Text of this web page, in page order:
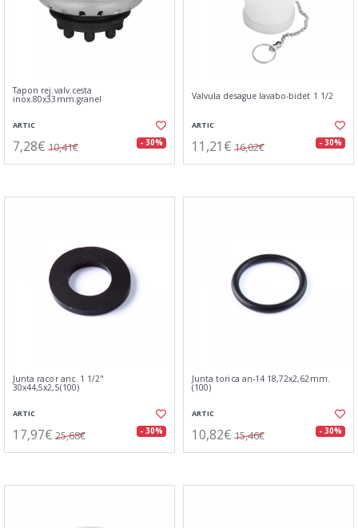
Tapon rej.valv.cesta
inox.80x33mm.granel
ARTIC
7,28€ 10,41€ - 30%
Valvula desague lavabo-bidet 1 1/2
ARTIC
11,21€ 16,02€ - 30%
Junta racor anc. 1 1/2"
30x44,5x2,5(100)
ARTIC
17,97€ 25,68€ - 30%
Junta torica an-14 18,72x2,62mm.
(100)
ARTIC
10,82€ 15,46€ - 30%